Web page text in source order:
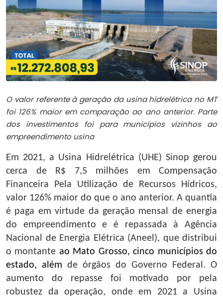
O valor referente à geração da usina hidrelétrica no MT
foi 126% maior em comparação ao ano anterior. Parte
dos investimentos foi para municípios vizinhos ao
empreendimento usina
Em 2021, a Usina Hidrelétrica (UHE) Sinop gerou
cerca de R$ 7,5 milhões em Compensação
Financeira Pela Utilização de Recursos Hídricos,
valor 126% maior do que o ano anterior. A quantia
é paga em virtude da geração mensal de energia
do empreendimento e é repassada à Agência
Nacional de Energia Elétrica (Aneel), que distribui
o montante ao Mato Grosso, cinco municípios do
estado, além de órgãos do Governo Federal. O
aumento do repasse foi motivado por pela
robustez da operação, onde em 2021 a Usina